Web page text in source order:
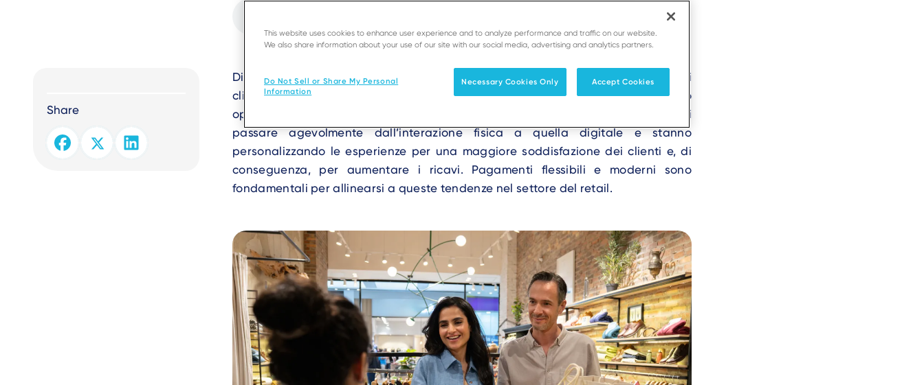
File
Share
Text
Diversi trend nel settore retail sono legati al miglioramento dell'esperienza dei
clienti al momento del checkout. I merchant stanno valutando o implementando
opzioni senza cassiere o self-service. I marchi consentono inoltre ai clienti di
passare agevolmente dall’interazione fisica a quella digitale e stanno
personalizzando le esperienze per una maggiore soddisfazione dei clienti e, di
conseguenza, per aumentare i ricavi. Pagamenti flessibili e moderni sono
fondamentali per allinearsi a queste tendenze nel settore del retail.
This website uses cookies to enhance user experience and to analyze performance and traffic on our website.
We also share information about your use of our site with our social media, advertising and analytics partners.
Do Not Sell or Share My Personal
Information
Necessary Cookies Only Accept Cookies